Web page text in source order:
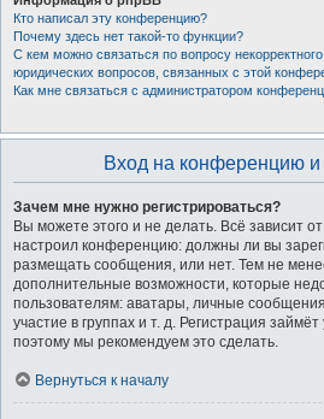
Кто написал эту конференцию?
Почему здесь нет такой-то функции?
С кем можно связаться по вопросу
юридических вопросов, связанных с этой
Как мне связаться с администратором
Вход на конференцию и
Зачем мне нужно регистрироваться?
Вы можете этого и не делать. Всё зависит
настроил конференцию: должны ли вы
размещать сообщения, или нет. Тем не
дополнительные возможности, которые
пользователям: аватары, личные
участие в группах и т. д. Регистрация займёт
поэтому мы рекомендуем это сделать.
Вернуться к началу